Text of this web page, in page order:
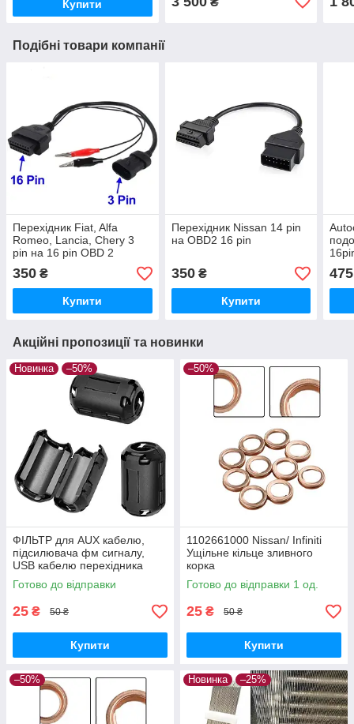
Купити
Подібні товари компанії
Перехідник Fiat, Alfa
Romeo, Lancia, Chery 3
pin на 16 pin OBD 2
350 ₴
Купити
Перехідник Nissan 14 pin
на OBD2 16 pin
350₴
Купити
475
Акційні пропозиції та новинки
Новинка –50%
ФІЛЬТР для AUX кабелю,
підсилювача фм сигналу,
USB кабелю перехідника
Готово до відправки
25 ₴ 50 ₴
Купити
–50%
1102661000 Nissan/ Infiniti
Ущільне кільце зливного
корка
Готово до відправки 1 од.
25 ₴ 50 ₴
Купити
–50% Новинка –25%